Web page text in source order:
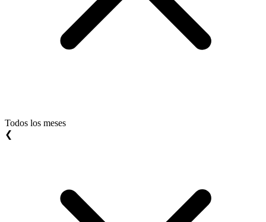
Todos los meses
❮